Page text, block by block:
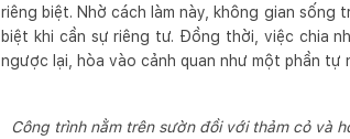
riêng biệt. Nhờ cách làm này, không gian
biệt khi cần sự riêng tư. Đồng thời, việc chia
ngược lại, hòa vào cảnh quan như một phần tự
Công trình nằm trên sườn đồi với thảm cỏ và